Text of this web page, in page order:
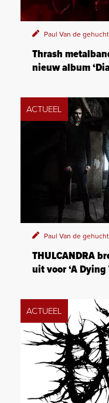
Paul Van de
Thrash
nieuw album
ACTUEEL
Paul Van de
THULCANDRA
uit voor ‘A Dying
ACTUEEL